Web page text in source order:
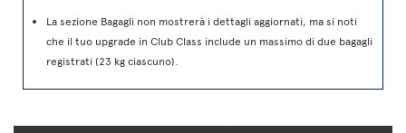
La sezione Bagagli non mostrerà i dettagli aggiornati, ma si noti
che il tuo upgrade in Club Class include un massimo di due bagagli
registrati (23 kg ciascuno).